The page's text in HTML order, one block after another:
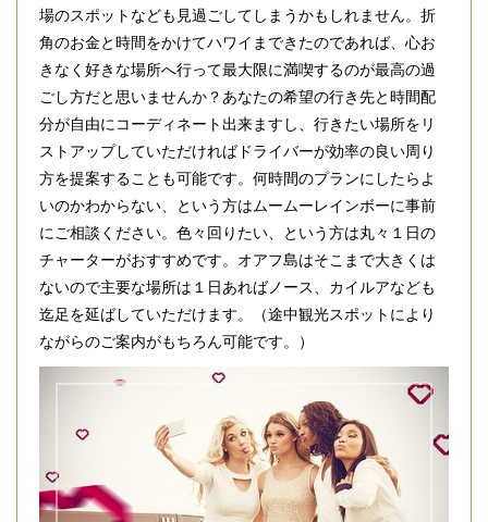
場のスポットなども見過ごしてしまうかもしれません。折
角のお金と時間をかけてハワイまできたのであれば、心お
きなく好きな場所へ行って最大限に満喫するのが最高の過
ごし方だと思いませんか？あなたの希望の行き先と時間配
分が自由にコーディネート出来ますし、行きたい場所をリ
ストアップしていただければドライバーが効率の良い周り
方を提案することも可能です。何時間のプランにしたらよ
いのかわからない、という方はムームーレインボーに事前
にご相談ください。色々回りたい、という方は丸々１日の
チャーターがおすすめです。オアフ島はそこまで大きくは
ないので主要な場所は１日あればノース、カイルアなども
迄足を延ばしていただけます。（途中観光スポットにより
ながらのご案内がもちろん可能です。）